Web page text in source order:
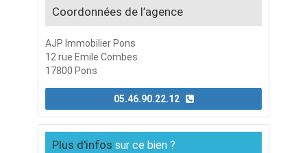
Coordonnées de l’agence
AJP Immobilier Pons
12 rue Emile Combes
17800 Pons
Plus d'infos sur ce bien ?